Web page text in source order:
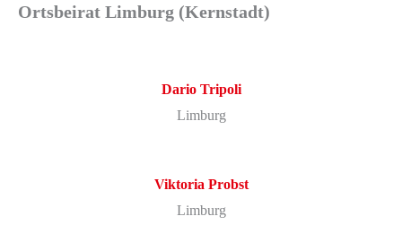
Ortsbeirat Limburg (Kernstadt)
Dario Tripoli
Limburg
Viktoria Probst
Limburg